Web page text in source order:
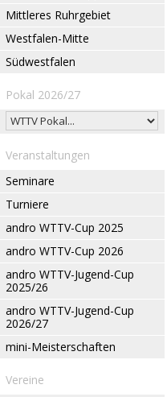
Mittleres Ruhrgebiet
Westfalen-Mitte
Südwestfalen
Pokal 2026/27
Veranstaltungen
Seminare
Turniere
andro WTTV-Cup 2025
andro WTTV-Cup 2026
andro WTTV-Jugend-Cup
2025/26
andro WTTV-Jugend-Cup
2026/27
mini-Meisterschaften
Vereine